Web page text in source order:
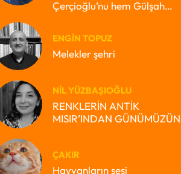
Çerçioğlu’nu hem Gülşah
ENGIN TOPUZ
Melekler şehri
NIL YÜZBAŞIOĞLU
RENKLERİN ANTİK
MISIR’INDAN GÜNÜMÜZÜN
ÇAKIR
Hayvanların sesi